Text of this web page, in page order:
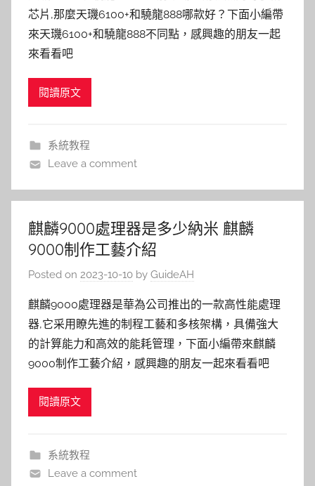
芯片,那麼天璣6100+和驍龍888哪款好？下面小編帶
來天璣6100+和驍龍888不同點，感興趣的朋友一起
來看看吧
閱讀原文
系統教程
Leave a comment
麒麟9000處理器是多少納米 麒麟
9000制作工藝介紹
Posted on 2023-10-10 by GuideAH
麒麟9000處理器是華為公司推出的一款高性能處理
器,它采用瞭先進的制程工藝和多核架構，具備強大
的計算能力和高效的能耗管理，下面小編帶來麒麟
9000制作工藝介紹，感興趣的朋友一起來看看吧
閱讀原文
系統教程
Leave a comment